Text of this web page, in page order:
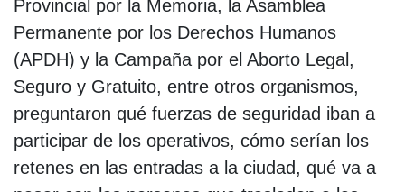
Provincial por la Memoria, la Asamblea
Permanente por los Derechos Humanos
(APDH) y la Campaña por el Aborto Legal,
Seguro y Gratuito, entre otros organismos,
preguntaron qué fuerzas de seguridad iban a
participar de los operativos, cómo serían los
retenes en las entradas a la ciudad, qué va a